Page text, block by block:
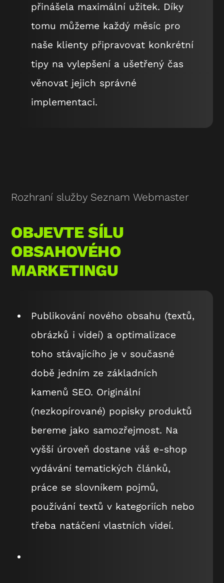
přinášela maximální užitek. Díky
tomu můžeme každý měsíc pro
naše klienty připravovat konkrétní
tipy na vylepšení a ušetřený čas
věnovat jejich správné
implementaci.
Rozhraní služby Seznam Webmaster
OBJEVTE SÍLU
OBSAHOVÉHO
MARKETINGU
Publikování nového obsahu (textů,
obrázků i videí) a optimalizace
toho stávajícího je v současné
době jedním ze základních
kamenů SEO. Originální
(nezkopírované) popisky produktů
bereme jako samozřejmost. Na
vyšší úroveň dostane váš e-shop
vydávání tematických článků,
práce se slovníkem pojmů,
používání textů v kategoriích nebo
třeba natáčení vlastních videí.